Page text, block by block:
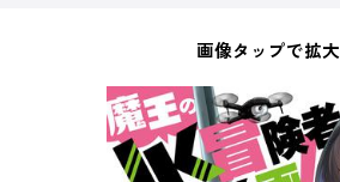
画像タップで拡大